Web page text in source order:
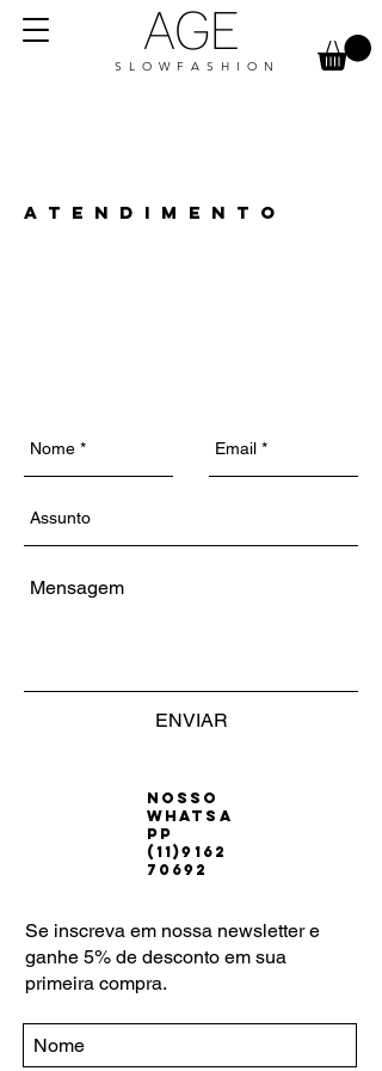
AGE
S L O W F A S H I O N
A T E N D I M E N T O
ENVIAR
Nosso
WhatsA
pp
(11)9162
70692
Se inscreva em nossa newsletter e
ganhe 5% de desconto em sua
primeira compra.